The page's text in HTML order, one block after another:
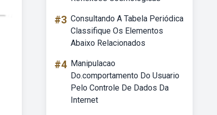
#3 Consultando A Tabela Periódica
Classifique Os Elementos
Abaixo Relacionados
#4 Manipulacao
Do.comportamento Do Usuario
Pelo Controle De Dados Da
Internet